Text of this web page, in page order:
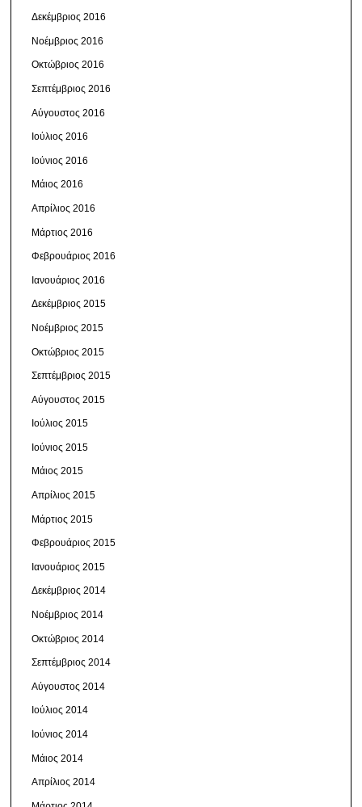
Δεκέμβριος 2016
Νοέμβριος 2016
Οκτώβριος 2016
Σεπτέμβριος 2016
Αύγουστος 2016
Ιούλιος 2016
Ιούνιος 2016
Μάιος 2016
Απρίλιος 2016
Μάρτιος 2016
Φεβρουάριος 2016
Ιανουάριος 2016
Δεκέμβριος 2015
Νοέμβριος 2015
Οκτώβριος 2015
Σεπτέμβριος 2015
Αύγουστος 2015
Ιούλιος 2015
Ιούνιος 2015
Μάιος 2015
Απρίλιος 2015
Μάρτιος 2015
Φεβρουάριος 2015
Ιανουάριος 2015
Δεκέμβριος 2014
Νοέμβριος 2014
Οκτώβριος 2014
Σεπτέμβριος 2014
Αύγουστος 2014
Ιούλιος 2014
Ιούνιος 2014
Μάιος 2014
Απρίλιος 2014